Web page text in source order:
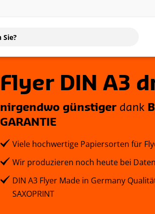
Flyer DIN A3
nirgendwo günstiger dank
GARANTIE
Viele hochwertige Papiersorten für
Wir produzieren noch heute bei
DIN A3 Flyer Made in Germany
SAXOPRINT